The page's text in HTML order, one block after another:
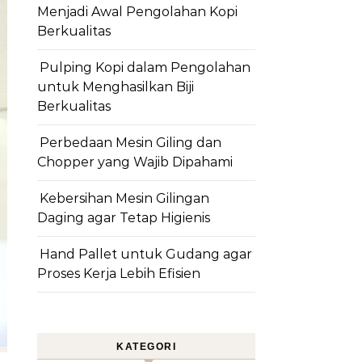
Menjadi Awal Pengolahan Kopi
Berkualitas
Pulping Kopi dalam Pengolahan
untuk Menghasilkan Biji
Berkualitas
Perbedaan Mesin Giling dan
Chopper yang Wajib Dipahami
Kebersihan Mesin Gilingan
Daging agar Tetap Higienis
Hand Pallet untuk Gudang agar
Proses Kerja Lebih Efisien
KATEGORI